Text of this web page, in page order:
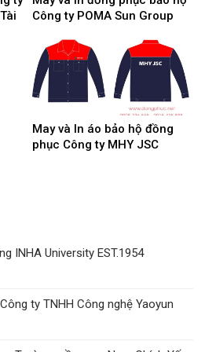
Công ty POMA Sun Group
May và In áo bảo hộ đồng
phục Công ty MHY JSC
INHA University EST.1954
ty TNHH Công nghệ Yaoyun